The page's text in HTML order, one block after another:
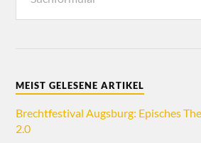
MEIST GELESENE ARTIKEL
Brechtfestival Augsburg: Episches
2.0